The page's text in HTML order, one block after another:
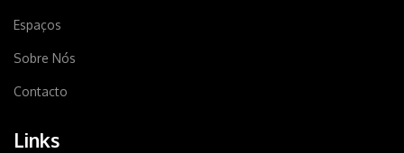
Espaços
Sobre Nós
Contacto
Links